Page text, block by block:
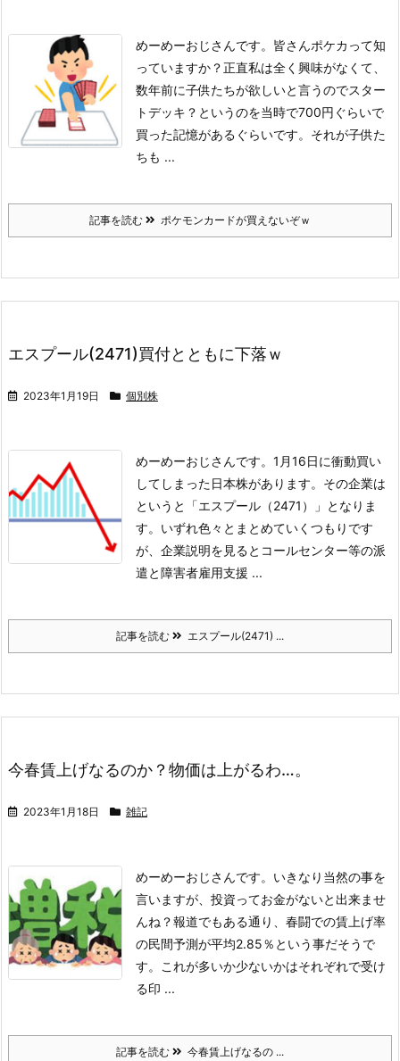
めーめーおじさんです。 皆さんポケカって知
っていますか？正直私は全く興味がなくて、
数年前に子供たちが欲しいと言うのでスター
トデッキ？というのを当時で700円ぐらいで
買った記憶があるぐらいです。 それが子供た
ちも ...
記事を読む ポケモンカードが買えないぞｗ
エスプール(2471)買付とともに下落ｗ
2023年1月19日 個別株
めーめーおじさんです。 1月16日に衝動買い
してしまった日本株があります。その企業は
というと「エスプール（2471）」となりま
す。いずれ色々とまとめていくつもりです
が、企業説明を見るとコールセンター等の派
遣と障害者雇用支援 ...
記事を読む エスプール(2471) ...
今春賃上げなるのか？物価は上がるわ…。
2023年1月18日 雑記
めーめーおじさんです。 いきなり当然の事を
言いますが、投資ってお金がないと出来ませ
んね？報道でもある通り、春闘での賃上げ率
の民間予測が平均2.85％という事だそうで
す。
これが多いか少ないかはそれぞれで受け
る印 ...
記事を読む 今春賃上げなるの ...